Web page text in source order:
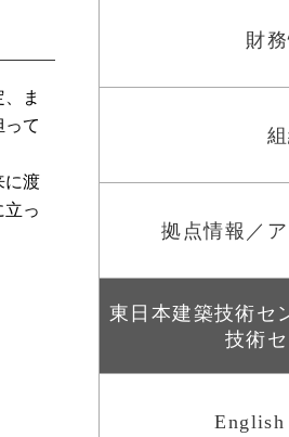
ま
て
に渡
っ
財
拠点情報／
東日本建築技術セ
技術